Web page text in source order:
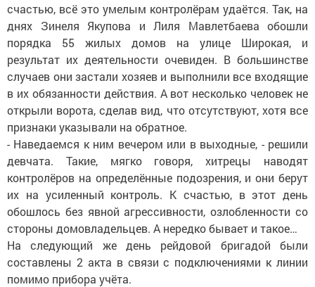
счастью, всё это умелым контролёрам удаётся. Так, на
днях Зинеля Якупова и Лиля Мавлетбаева обошли
порядка 55 жилых домов на улице Широкая, и
результат их деятельности очевиден. В большинстве
случаев они застали хозяев и выполнили все входящие
в их обязанности действия. А вот несколько человек не
открыли ворота, сделав вид, что отсутствуют, хотя все
признаки указывали на обратное.
- Наведаемся к ним вечером или в выходные, - решили
девчата. Такие, мягко говоря, хитрецы наводят
контролёров на определённые подозрения, и они берут
их на усиленный контроль. К счастью, в этот день
обошлось без явной агрессивности, озлобленности со
стороны домовладельцев. А нередко бывает и такое…
На следующий же день рейдовой бригадой были
составлены 2 акта в связи с подключениями к линии
помимо прибора учёта.